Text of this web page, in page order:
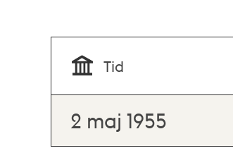
Tid
2 maj 1955